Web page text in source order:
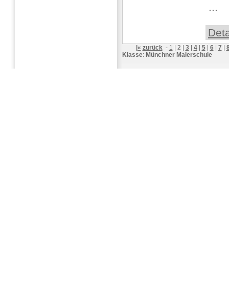
...
|« zurück- 1 2 3| 4| 5| 6| 7
Klasse: Münchner Malerschule